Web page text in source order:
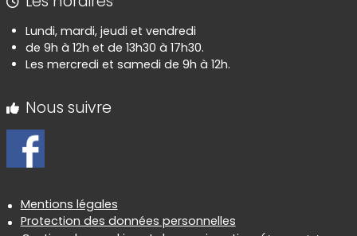
Lundi, mardi, jeudi et vendredi
de 9h à 12h et de 13h30 à 17h30.
Les mercredi et samedi de 9h à 12h.
Nous suivre
Informations réglementaires
Mentions légales
Protection des données personnelles